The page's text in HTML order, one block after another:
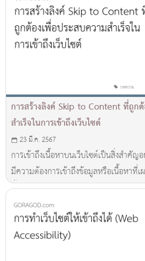
การสร้างลิงค์ Skip to Content ที่ถูก
สำเร็จในการเข้าถึงเว็บไซต์
23 มี.ค. 2567
การเข้าถึงเนื้อหาบนเว็บไซต์เป็นสิ่งสำคัญ
มีความต้องการเข้าถึงข้อมูลหรือเนื้อหาที่
นั้น แต่มีผู้ใช้บางคนที่อาจจะมีความยากล
ยังเนื้อหาหลักๆ ของเว็บไซต์ ทำให้เกิดปร
ไม่สะดวก นอกจากนี